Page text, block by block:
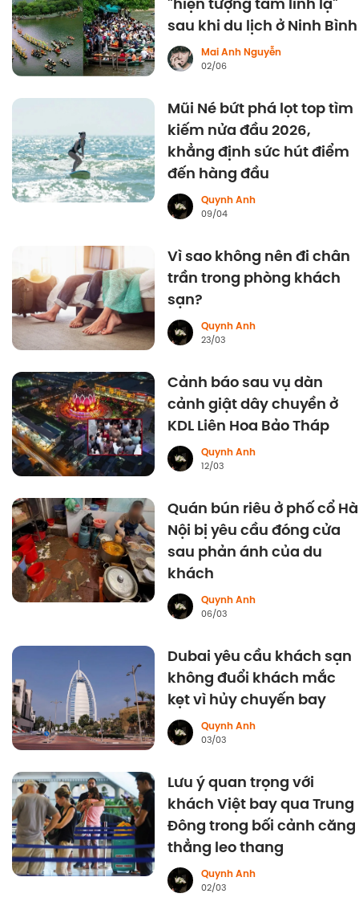
sau khi du lịch ở Ninh Bình
Mai Anh Nguyễn
02/06
Mũi Né bứt phá lọt top tìm
kiếm nửa đầu 2026,
khẳng định sức hút điểm
đến hàng đầu
Quynh Anh
09/04
Vì sao không nên đi chân
trần trong phòng khách
sạn?
Quynh Anh
23/03
Cảnh báo sau vụ dàn
cảnh giật dây chuyền ở
KDL Liên Hoa Bảo Tháp
Quynh Anh
12/03
Quán bún riêu ở phố cổ Hà
Nội bị yêu cầu đóng cửa
sau phản ánh của du
khách
Quynh Anh
06/03
Dubai yêu cầu khách sạn
không đuổi khách mắc
kẹt vì hủy chuyến bay
Quynh Anh
03/03
Lưu ý quan trọng với
khách Việt bay qua Trung
Đông trong bối cảnh căng
thẳng leo thang
Quynh Anh
02/03